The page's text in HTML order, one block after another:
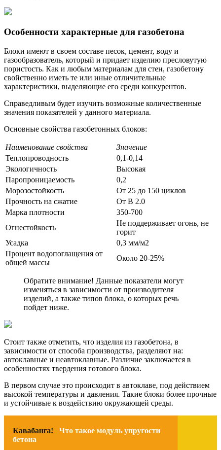
Особенности характерные для газобетона
Блоки имеют в своем составе песок, цемент, воду и
газообразователь, который и придает изделию пресловутую
пористость. Как и любым материалам для стен, газобетону
свойственно иметь те или иные отличительные
характеристики, выделяющие его среди конкурентов.
Справедливым будет изучить возможные количественные
значения показателей у данного материала.
Основные свойства газобетонных блоков:
Наименование свойства
Значение
Теплопроводность
0,1-0,14
Экологичность
Высокая
Паропроницаемость
0,2
Морозостойкость
От 25 до 150 циклов
Прочность на сжатие
От В 2.0
Марка плотности
350-700
Огнестойкость
Не поддерживает огонь, не
горит
Усадка
0,3 мм/м2
Процент водопоглащения от
общей массы
Около 20-25%
Обратите внимание! Данные показатели могут
изменяться в зависимости от производителя
изделий, а также типов блока, о которых речь
пойдет ниже.
Стоит также отметить, что изделия из газобетона, в
зависимости от способа производства, разделяют на:
автоклавные и неавтоклавные. Различие заключается в
особенностях твердения готового блока.
В первом случае это происходит в автоклаве, под действием
высокой температуры и давления. Такие блоки более прочные
и устойчивые к воздействию окружающей среды.
Кавабанга!
Что такое модуль упругости
бетона